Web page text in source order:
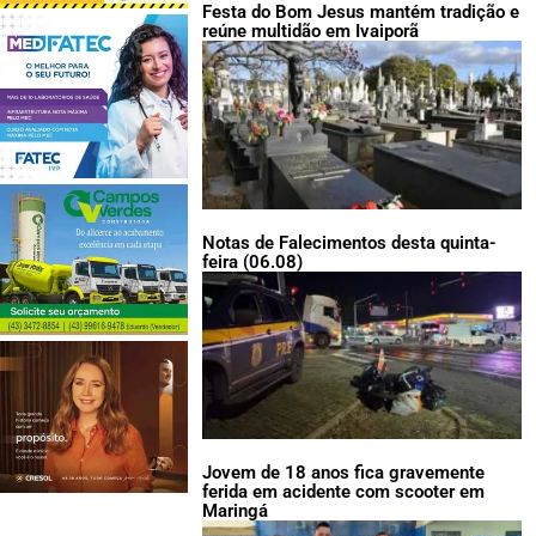
Festa do Bom Jesus mantém tradição e
reúne multidão em Ivaiporã
Notas de Falecimentos desta quinta-
feira (06.08)
Jovem de 18 anos fica gravemente
ferida em acidente com scooter em
Maringá